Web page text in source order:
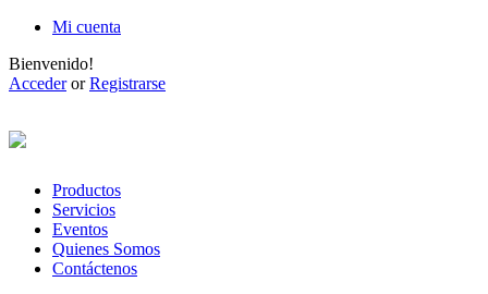
Mi cuenta
Bienvenido!
AccederorRegistrarse
Productos
Servicios
Eventos
Quienes Somos
Contáctenos